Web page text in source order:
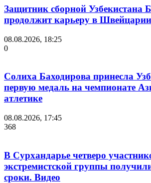
Защитник сборной Узбекистана
продолжит карьеру в Швейцарии
08.08.2026, 18:25
0
Солиха Баходирова принесла
первую медаль на чемпионате
атлетике
08.08.2026, 17:45
368
В Сурхандарье четверо
экстремистской группы
сроки. Видео